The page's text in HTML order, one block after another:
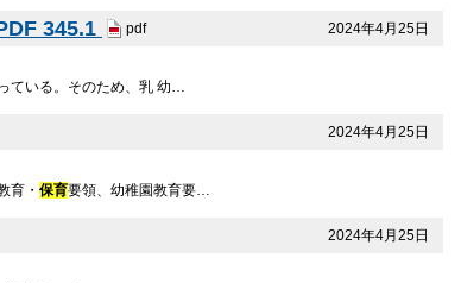
2024年4月25日
345.1 pdf
ている。そのため、乳 幼…
2024年4月25日
育・保育要領、幼稚園教育要…
2024年4月25日